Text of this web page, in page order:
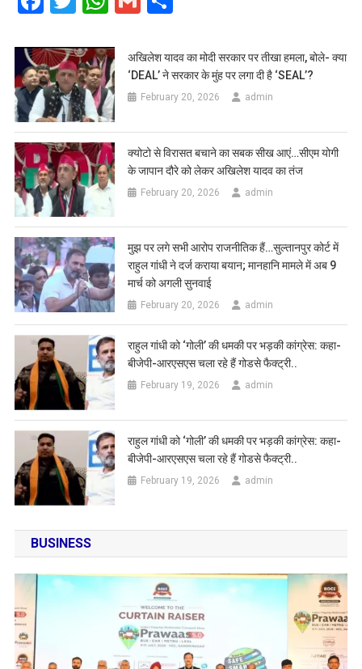
अखिलेश यादव का मोदी सरकार पर तीखा हमला, बोले- क्या
‘DEAL’ ने सरकार के मुंह पर लगा दी है ‘SEAL’?
February 20, 2026 admin
क्योटो से विरासत बचाने का सबक सीख आएं…सीएम योगी
के जापान दौरे को लेकर अखिलेश यादव का तंज
February 20, 2026 admin
मुझ पर लगे सभी आरोप राजनीतिक हैं…सुल्तानपुर कोर्ट में
राहुल गांधी ने दर्ज कराया बयान; मानहानि मामले में अब 9
मार्च को अगली सुनवाई
February 20, 2026 admin
राहुल गांधी को ‘गोली’ की धमकी पर भड़की कांग्रेस: कहा-
बीजेपी-आरएसएस चला रहे हैं गोडसे फैक्ट्री..
February 19, 2026 admin
राहुल गांधी को ‘गोली’ की धमकी पर भड़की कांग्रेस: कहा-
बीजेपी-आरएसएस चला रहे हैं गोडसे फैक्ट्री..
February 19, 2026 admin
BUSINESS